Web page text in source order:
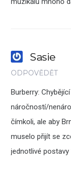
Sasie
ODPOVĚDĚT
Burberry:
náročností/
čímkoli, ale aby
muselo přijít se
jednotlivé